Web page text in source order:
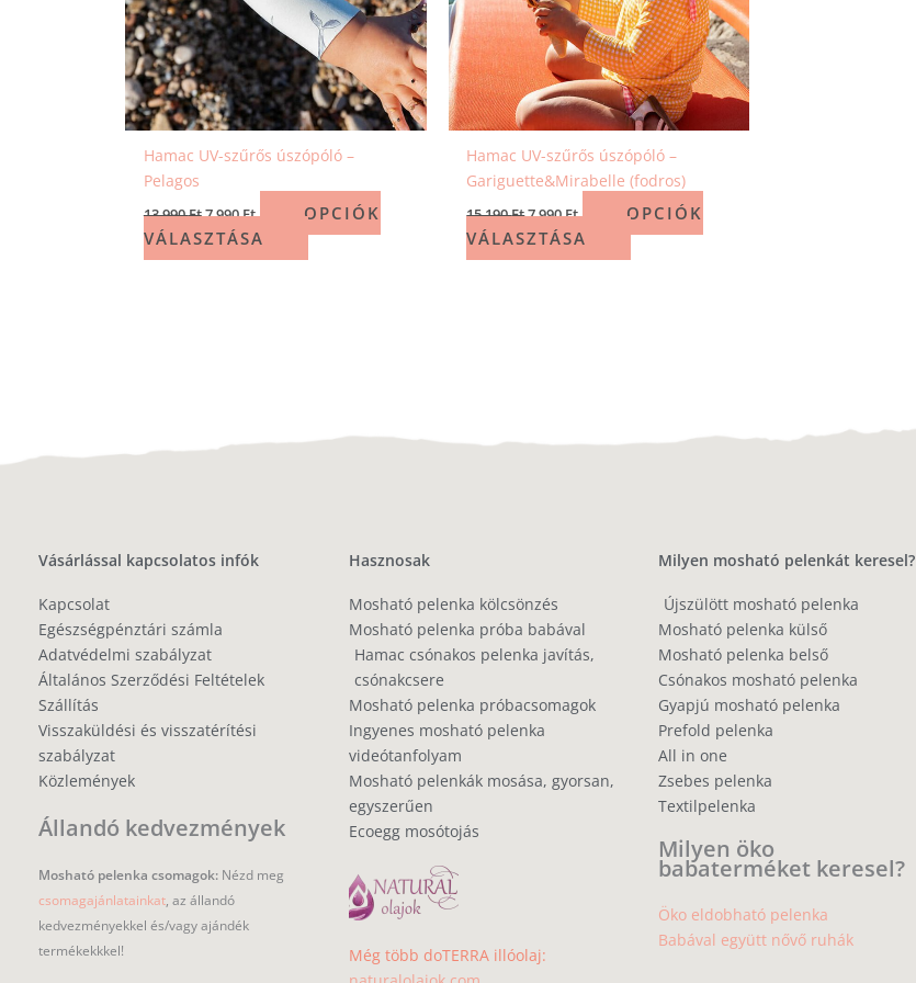
Hamac UV-szűrős úszópóló –
Pelagos
13 990Ft7 990Ft
OPCIÓK
VÁLASZTÁSA
Hamac UV-szűrős úszópóló –
Gariguette&Mirabelle (fodros)
15 190Ft7 990Ft
OPCIÓK
VÁLASZTÁSA
Vásárlással kapcsolatos infók
Kapcsolat
Egészségpénztári számla
Adatvédelmi szabályzat
Általános Szerződési Feltételek
Szállítás
Visszaküldési és visszatérítési
szabályzat
Közlemények
Állandó kedvezmények
Mosható pelenka csomagok: Nézd meg
csomagajánlatainkat, az állandó
kedvezményekkel és/vagy ajándék
termékekkkel!
Hasznosak
Mosható pelenka kölcsönzés
Mosható pelenka próba babával
Hamac csónakos pelenka javítás,
csónakcsere
Mosható pelenka próbacsomagok
Ingyenes mosható pelenka
videótanfolyam
Mosható pelenkák mosása, gyorsan,
egyszerűen
Ecoegg mosótojás
Még több doTERRA illóolaj:
Milyen mosható pelenkát keresel?
Újszülött mosható pelenka
Mosható pelenka külső
Mosható pelenka belső
Csónakos mosható pelenka
Gyapjú mosható pelenka
Prefold pelenka
All in one
Zsebes pelenka
Textilpelenka
Milyen öko
babaterméket keresel?
Öko eldobható pelenka
Babával együtt nővő ruhák